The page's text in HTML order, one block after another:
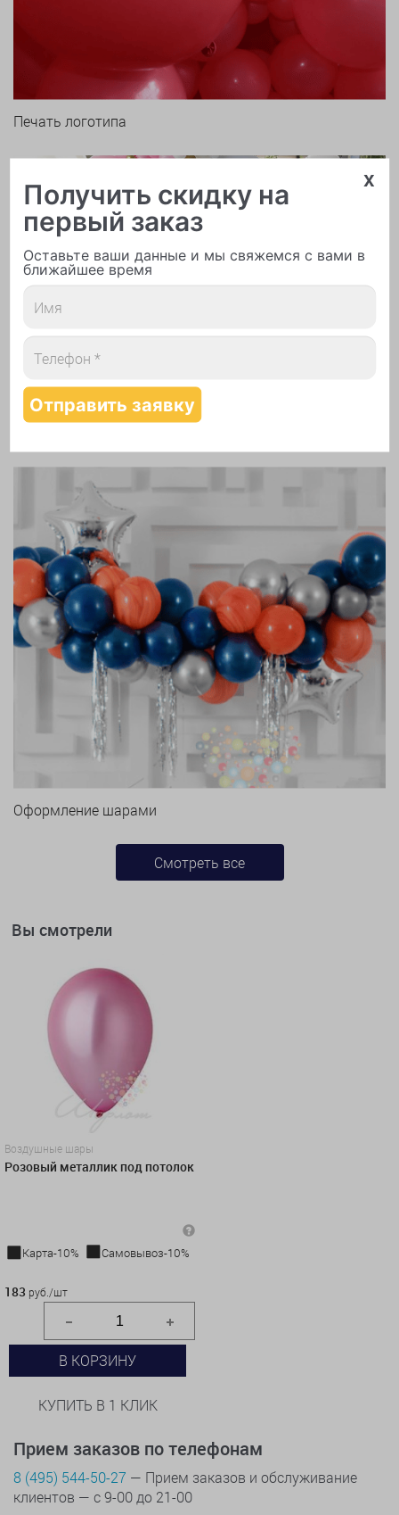
Печать логотипа
Арки и гирлянды из шаров
Оформление шарами
Смотреть все
Вы смотрели
Воздушные шары
Розовый металлик под потолок
Карта-10%
Самовывоз-10%
183 руб./шт
В КОРЗИНУ
КУПИТЬ В 1 КЛИК
Прием заказов по телефонам
8 (495) 544-50-27 — Прием заказов и обслуживание
клиентов — с 9-00 до 21-00
x
Получить скидку на
первый заказ
Оставьте ваши данные и мы свяжемся с вами в
ближайшее время